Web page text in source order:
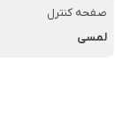
صفحه کنترل
لمسی